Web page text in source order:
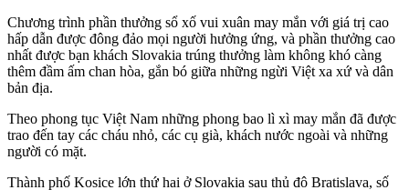
Chương trình phần thưởng sổ xố vui xuân may mắn với giá trị cao
hấp dẫn được đông đảo mọi người hưởng ứng, và phần thưởng cao
nhất được bạn khách Slovakia trúng thưởng làm không khó càng
thêm đầm ấm chan hòa, gắn bó giữa những ngừi Việt xa xứ và dân
bản địa.
Theo phong tục Việt Nam những phong bao lì xì may mắn đã được
trao đến tay các cháu nhỏ, các cụ già, khách nước ngoài và những
người có mặt.
Thành phố Kosice lớn thứ hai ở Slovakia sau thủ đô Bratislava, số